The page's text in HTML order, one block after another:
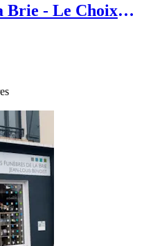
Brie - Le Choix